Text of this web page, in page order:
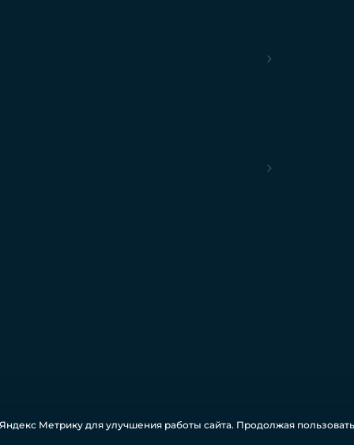
Метрику для улучшения работы сайта. Продолжая